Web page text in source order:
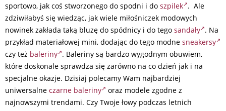
sportowo, jak coś stworzonego do spodni i do szpilek . Ale
zdziwiłabyś się wiedząc, jak wiele miłośniczek modowych
nowinek zakłada taką bluzę do spódnicy i do tego sandały . Na
przykład materiałowej mini, dodając do tego modne sneakersy
czy też baleriny . Baleriny są bardzo wygodnym obuwiem,
które doskonale sprawdza się zarówno na co dzień jak i na
specjalne okazje. Dzisiaj polecamy Wam najbardziej
uniwersalne czarne baleriny
oraz modele zgodne z
najnowszymi trendami. Czy Twoje łowy podczas letnich